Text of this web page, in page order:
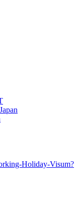
Holiday-Visum?